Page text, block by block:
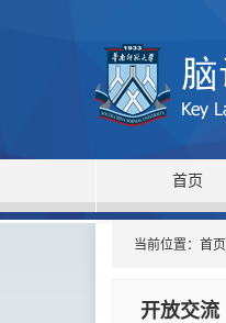
首页
当前位置： 首页
开放交流